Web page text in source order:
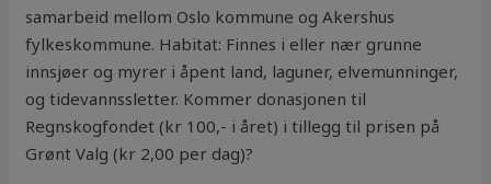
samarbeid mellom Oslo kommune og Akershus
fylkeskommune. Habitat: Finnes i eller nær grunne
innsjøer og myrer i åpent land, laguner, elvemunninger,
og tidevannssletter. Kommer donasjonen til
Regnskogfondet (kr 100,- i året) i tillegg til prisen på
Grønt Valg (kr 2,00 per dag)?